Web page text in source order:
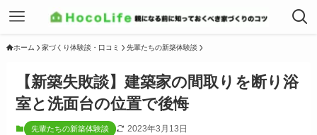
ホーム 家づくり体験談・口コミ 先輩たちの新築体験談
【新築失敗談】建築家の間取りを断り浴
室と洗面台の位置で後悔
先輩たちの新築体験談 2023年3月13日